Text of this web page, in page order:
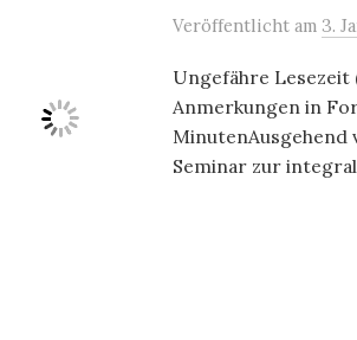
Veröffentlicht am 3.
Ungefähre
Anmerkungen in
MinutenAusgehend
Seminar zur